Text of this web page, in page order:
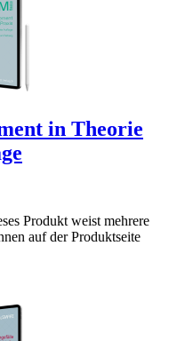
in Theorie
Produkt weist mehrere
auf der Produktseite